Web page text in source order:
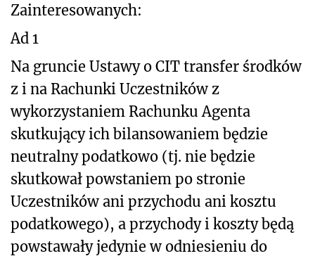
Zainteresowanych:
Ad 1
Na gruncie Ustawy o CIT transfer środków
z i na Rachunki Uczestników z
wykorzystaniem Rachunku Agenta
skutkujący ich bilansowaniem będzie
neutralny podatkowo (tj. nie będzie
skutkował powstaniem po stronie
Uczestników ani przychodu ani kosztu
podatkowego), a przychody i koszty będą
powstawały jedynie w odniesieniu do